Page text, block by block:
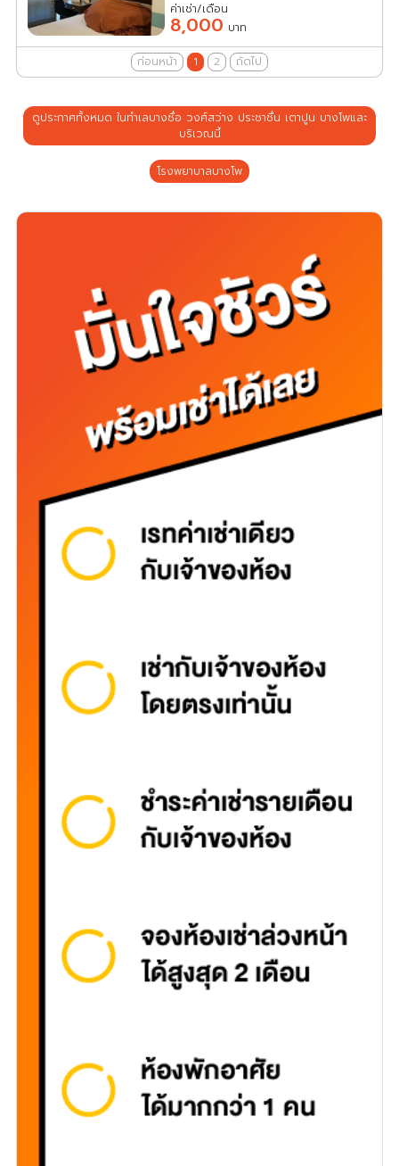
ค่าเช่า/เดือน
8,000 บาท
ก่อนหน้า 1 2 ถัดไป
ดูประกาศทั้งหมด ในทำเลบางซื่อ วงศ์สว่าง ประชาชื่น เตาปูน บางโพและ
บริเวณนี้
โรงพยาบาลบางโพ